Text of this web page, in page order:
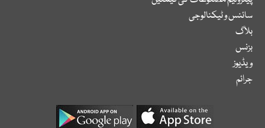
سائنس و ٹیکنالوجی
بلاگ
بزنس
ویڈیوز
جرائم